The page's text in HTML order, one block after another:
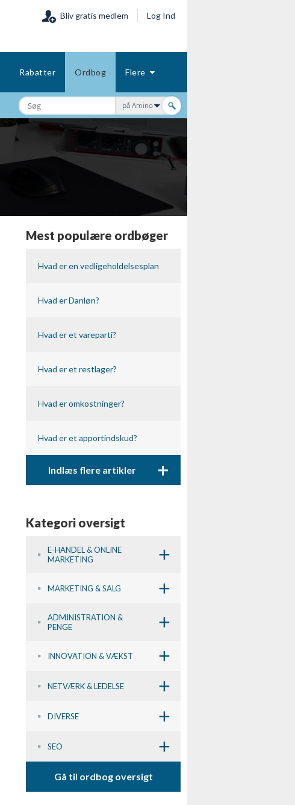
Bliv gratis medlem Log Ind
Rabatter Ordbog Flere
på Amino
Mest populære ordbøger
Hvad er en vedligeholdelsesplan
Hvad er Danløn?
Hvad er et vareparti?
Hvad er et restlager?
Hvad er omkostninger?
Hvad er et apportindskud?
Indlæs flere artikler +
Kategori oversigt
E-HANDEL & ONLINE
MARKETING
+
MARKETING & SALG +
ADMINISTRATION &
PENGE
+
INNOVATION & VÆKST +
NETVÆRK & LEDELSE +
DIVERSE +
SEO +
Gå til ordbog oversigt